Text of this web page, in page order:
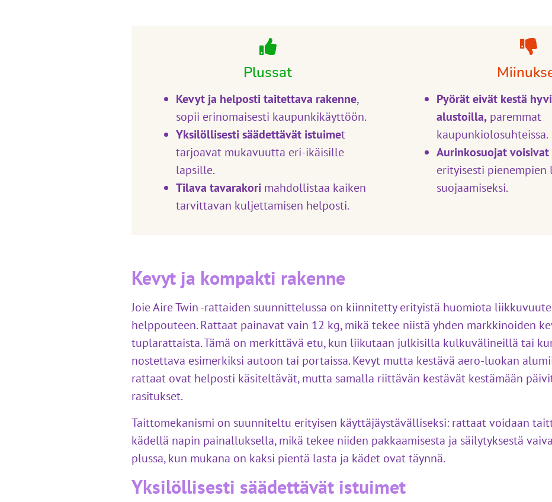
Plussat
Kevyt ja helposti taitettava rakenne,
sopii erinomaisesti kaupunkikäyttöön.
Yksilöllisesti säädettävät istuimet
tarjoavat mukavuutta eri-ikäisille
lapsille.
Tilava tavarakori mahdollistaa kaiken
tarvittavan kuljettamisen helposti.
Pyörät eivät kestä
alustoilla, paremmat
kaupunkiolosuhteissa.
Aurinkosuojat
erityisesti pienempien
suojaamiseksi.
Kevyt ja kompakti rakenne
Joie Aire Twin -rattaiden suunnittelussa on kiinnitetty erityistä huomiota
helppouteen. Rattaat painavat vain 12 kg, mikä tekee niistä yhden markkinoiden
tuplarattaista. Tämä on merkittävä etu, kun liikutaan julkisilla kulkuvälineillä tai
nostettava esimerkiksi autoon tai portaissa. Kevyt mutta kestävä aero-luokan
rattaat ovat helposti käsiteltävät, mutta samalla riittävän kestävät kestämään
rasitukset.
Taittomekanismi on suunniteltu erityisen käyttäjäystävälliseksi: rattaat voidaan
kädellä napin painalluksella, mikä tekee niiden pakkaamisesta ja säilytyksestä
plussa, kun mukana on kaksi pientä lasta ja kädet ovat täynnä.
Yksilöllisesti säädettävät istuimet